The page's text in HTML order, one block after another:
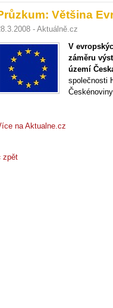
Většina
- Aktuálně.cz
V
záměru
území
společnosti
na Aktualne.cz
zpět